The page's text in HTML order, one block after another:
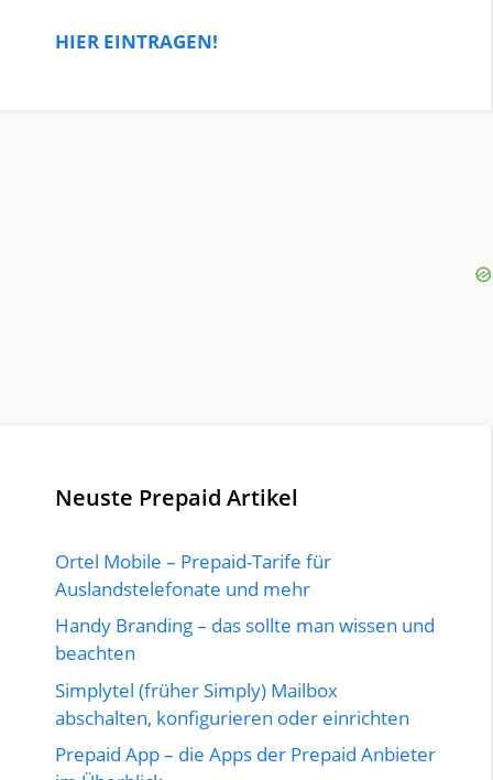
HIER EINTRAGEN!
Neuste Prepaid Artikel
Ortel Mobile – Prepaid-Tarife für
Auslandstelefonate und mehr
Handy Branding – das sollte man wissen und
beachten
Simplytel (früher Simply) Mailbox
abschalten, konfigurieren oder einrichten
Prepaid App – die Apps der Prepaid Anbieter